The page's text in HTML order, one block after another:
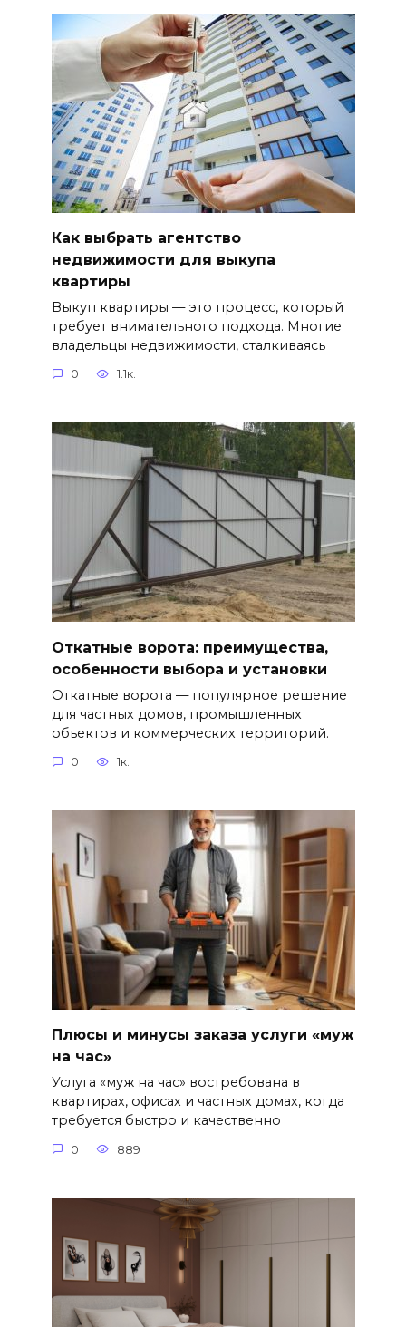
Как выбрать агентство
недвижимости для выкупа
квартиры
Выкуп квартиры — это процесс, который
требует внимательного подхода. Многие
владельцы недвижимости, сталкиваясь
0 1.1к.
Откатные ворота: преимущества,
особенности выбора и установки
Откатные ворота — популярное решение
для частных домов, промышленных
объектов и коммерческих территорий.
0 1к.
Плюсы и минусы заказа услуги «муж
на час»
Услуга «муж на час» востребована в
квартирах, офисах и частных домах, когда
требуется быстро и качественно
0 889